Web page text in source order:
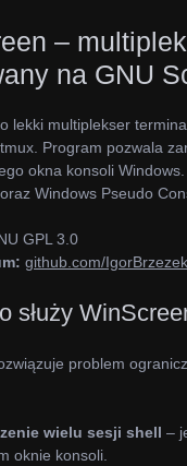
–
na GNU
lekki multiplekser
Program pozwala
okna konsoli
Windows Pseudo
GPL 3.0
github.com/
służy
problem
wielu sesji shell –
oknie konsoli.